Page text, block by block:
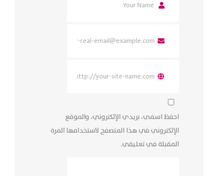
احفظ اسمي، بريدي الإلكتروني، والموقع
الإلكتروني في هذا المتصفح لاستخدامها المرة
المقبلة في تعليقي.